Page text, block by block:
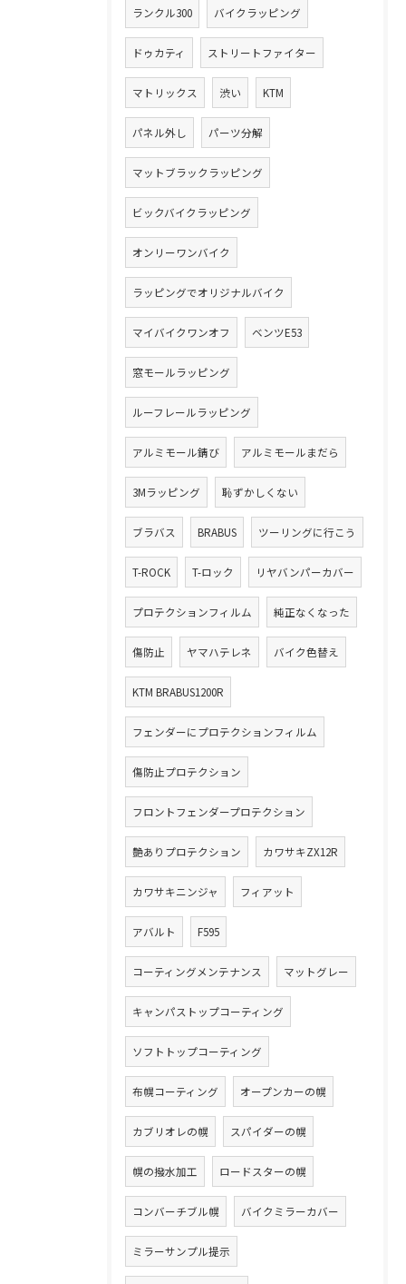
ランクル300 バイクラッピング
ドゥカティ ストリートファイター
マトリックス 渋い KTM
パネル外し パーツ分解
マットブラックラッピング
ビックバイクラッピング
オンリーワンバイク
ラッピングでオリジナルバイク
マイバイクワンオフ ベンツE53
窓モールラッピング
ルーフレールラッピング
アルミモール錆び アルミモールまだら
3Mラッピング 恥ずかしくない
ブラバス BRABUS ツーリングに行こう
T-ROCK T-ロック リヤバンパーカバー
プロテクションフィルム 純正なくなった
傷防止 ヤマハテレネ バイク色替え
KTM BRABUS1200R
フェンダーにプロテクションフィルム
傷防止プロテクション
フロントフェンダープロテクション
艶ありプロテクション カワサキZX12R
カワサキニンジャ フィアット
アバルト F595
コーティングメンテナンス マットグレー
キャンパストップコーティング
ソフトトップコーティング
布幌コーティング オープンカーの幌
カブリオレの幌 スパイダーの幌
幌の撥水加工 ロードスターの幌
コンバーチブル幌 バイクミラーカバー
ミラーサンプル提示